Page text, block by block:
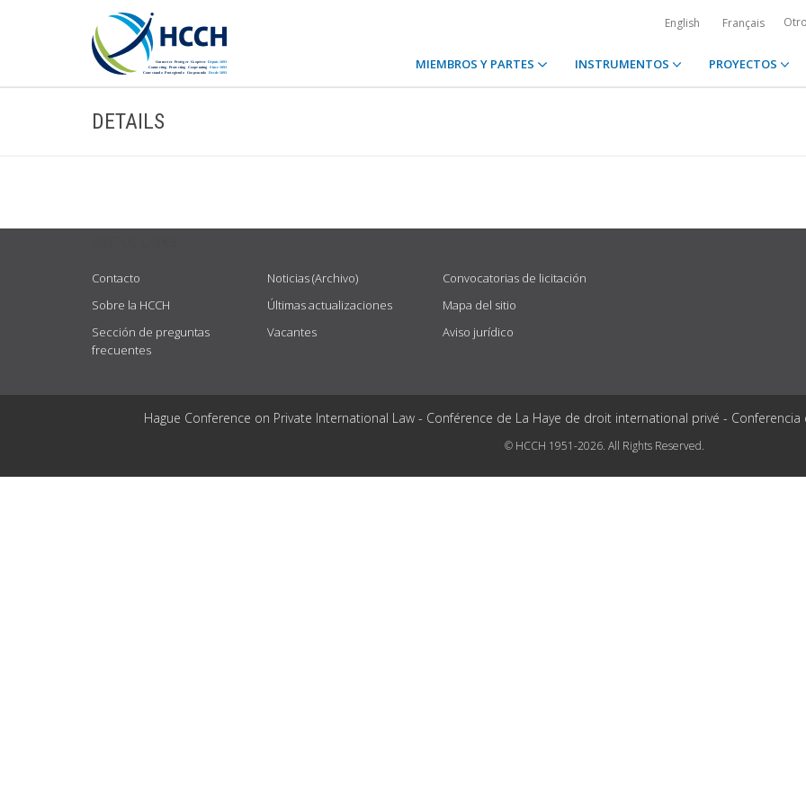
English Français
MIEMBROS Y PARTES INSTRUMENTOS PROYECTOS
DETAILS
Contacto
Sobre la HCCH
Sección de preguntas
frecuentes
Noticias (Archivo)
Últimas actualizaciones
Vacantes
Convocatorias de licitación
Mapa del sitio
Aviso jurídico
Hague Conference on Private International Law - Conférence de La Haye de droit international privé -
© HCCH 1951-2026. All Rights Reserved.